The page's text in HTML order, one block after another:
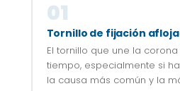
01
Tornillo de fijación
El tornillo que une la
tiempo, especialmente si
la causa más común y la